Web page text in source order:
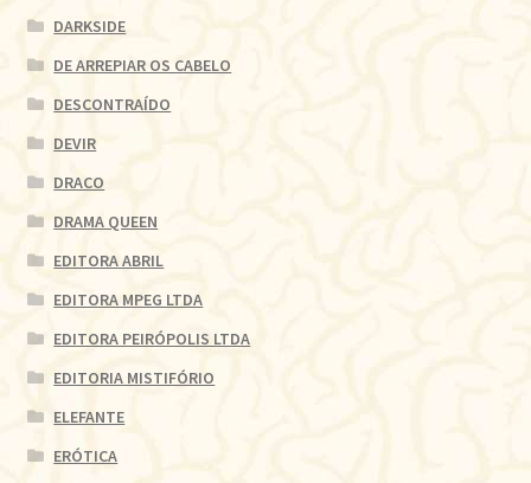
DARKSIDE
DE ARREPIAR OS CABELO
DESCONTRAÍDO
DEVIR
DRACO
DRAMA QUEEN
EDITORA ABRIL
EDITORA MPEG LTDA
EDITORA PEIRÓPOLIS LTDA
EDITORIA MISTIFÓRIO
ELEFANTE
ERÓTICA